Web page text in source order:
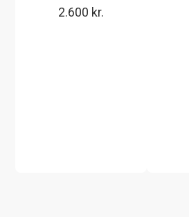
2.600 kr.